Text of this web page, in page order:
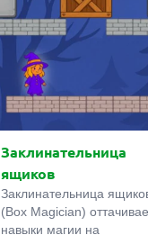
Продумывайте наперёд
свои действия, и тогда
только найдёте выход из
любой ситуации, но
заслужите
принцессы.
Заклинательница
ящиков
Заклинательница
(Box Magician)
навыки магии на